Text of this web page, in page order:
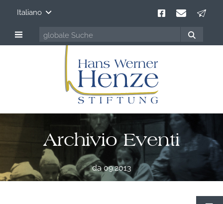
Italiano
Archivio Eventi
da 09.2013